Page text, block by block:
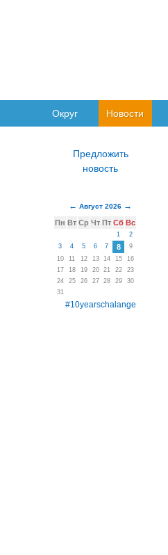
Округ Новости
Август 2026
Пн Вт Ср Чт Пт Сб Вс
1
2
3
4 5 6 7 8
9
10
11 12 13 14 15
16
17
18 19 20 21 22
23
24
25 26 27 28 29
30
31
#10yearschalange